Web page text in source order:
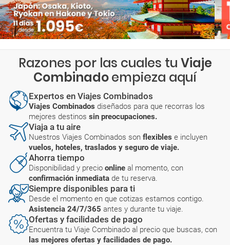
Razones por las cuales tu Viaje
Combinadoempieza aquí
Expertos en Viajes Combinados
Viajes Combinados diseñados para que recorras los
mejores destinos sin preocupaciones.
Viaja a tu aire
Nuestros Viajes Combinados son flexibles e incluyen
vuelos, hoteles, traslados y seguro de viaje.
Ahorra tiempo
Disponibilidad y precio online al momento, con
confirmación inmediata de tu reserva.
Siempre disponibles para ti
Desde el momento en que cotizas estamos contigo.
Asistencia 24/7/365 antes y durante tu viaje.
Ofertas y facilidades de pago
Encuentra tu Viaje Combinado al precio que buscas, con
las mejores ofertas y facilidades de pago.